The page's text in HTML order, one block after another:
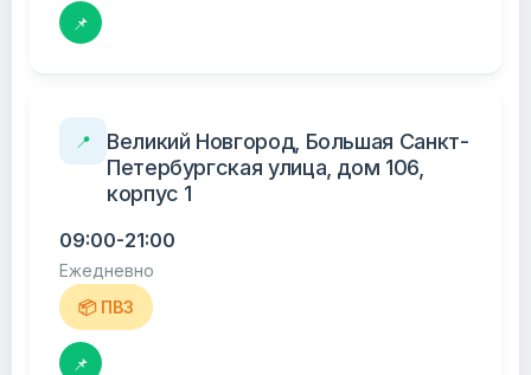
📌
📍
Великий Новгород, Большая Санкт-
Петербургская улица, дом 106,
корпус 1
09:00-21:00
Ежедневно
📦 ПВЗ
📌